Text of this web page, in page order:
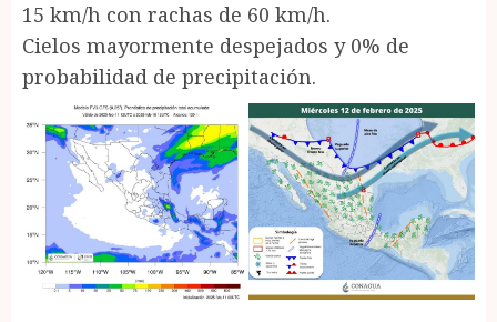
15 km/h con rachas de 60 km/h.
Cielos mayormente despejados y 0% de
probabilidad de precipitación.